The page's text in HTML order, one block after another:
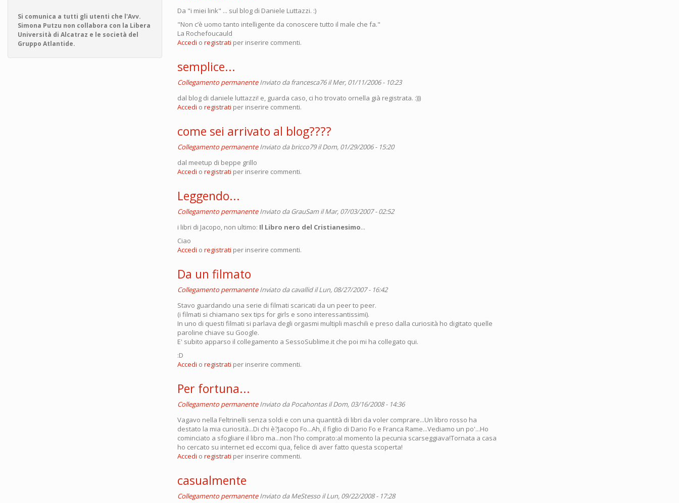
Si comunica a tutti gli utenti che l'Avv.
Simona Putzu non collabora con la Libera
Università di Alcatraz e le società del
Gruppo Atlantide.
Da "i miei link" ... sul blog di Daniele Luttazzi. :)
"Non c’è uomo tanto intelligente da conoscere tutto il male che fa."
La Rochefoucauld
Accedi o registrati per inserire commenti.
semplice...
Collegamento permanente Inviato dafrancesca76il Mer, 01/11/2006 - 10:23
dal blog di daniele luttazzi! e, guarda caso, ci ho trovato ornella già registrata. :)))
Accedi o registrati per inserire commenti.
come sei arrivato al blog????
Collegamento permanente Inviato dabricco79il Dom, 01/29/2006 - 15:20
dal meetup di beppe grillo
Accedi o registrati per inserire commenti.
Leggendo...
Collegamento permanente Inviato daGrauSamil Mar, 07/03/2007 - 02:52
i libri di Jacopo, non ultimo: Il Libro nero del Cristianesimo...
Ciao
Accedi o registrati per inserire commenti.
Da un filmato
Collegamento permanente Inviato dacavallidil Lun, 08/27/2007 - 16:42
Stavo guardando una serie di filmati scaricati da un peer to peer.
(i filmati si chiamano sex tips for girls e sono interessantissimi).
In uno di questi filmati si parlava degli orgasmi multipli maschili e preso dalla curiosità ho digitato quelle
paroline chiave su Google.
E' subito apparso il collegamento a SessoSublime.it che poi mi ha collegato qui.
:D
Accedi o registrati per inserire commenti.
Per fortuna...
Collegamento permanente Inviato daPocahontasil Dom, 03/16/2008 - 14:36
Vagavo nella Feltrinelli senza soldi e con una quantità di libri da voler comprare...Un libro rosso ha
destato la mia curiosità...Di chi è?Jacopo Fo...Ah, il figlio di Dario Fo e Franca Rame...Vediamo un po'...Ho
cominciato a sfogliare il libro ma...non l'ho comprato:al momento la pecunia scarseggiava!Tornata a casa
ho cercato su internet ed eccomi qua, felice di aver fatto questa scoperta!
Accedi o registrati per inserire commenti.
casualmente
Collegamento permanente Inviato daMeStesso il Lun, 09/22/2008 - 17:28